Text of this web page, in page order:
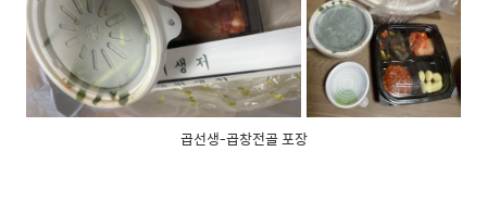
곱선생-곱창전골 포장